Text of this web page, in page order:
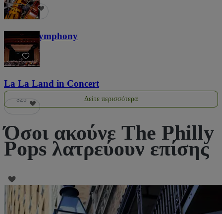
1,3 χιλ.
Screen Symphony
5
La La Land in Concert
325 Δείτε περισσότερα
Όσοι ακούνε The Philly
Pops λατρεύουν επίσης